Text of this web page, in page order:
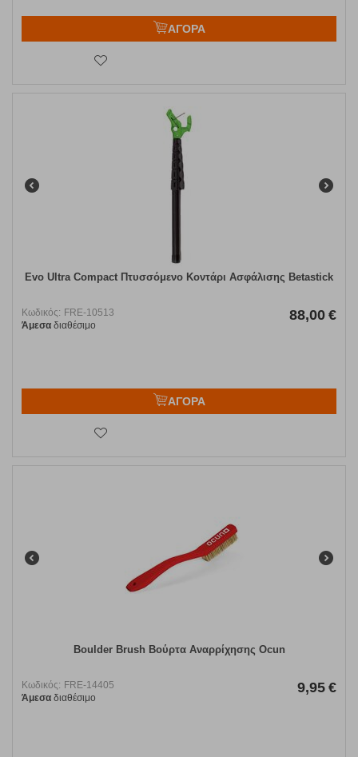
ΑΓΟΡΑ
Evo Ultra Compact Πτυσσόμενο Κοντάρι Ασφάλισης Betastick
Κωδικός: FRE-10513
Άμεσα διαθέσιμο
88,00 €
ΑΓΟΡΑ
Boulder Brush Βούρτα Αναρρίχησης Ocun
Κωδικός: FRE-14405
Άμεσα διαθέσιμο
9,95 €